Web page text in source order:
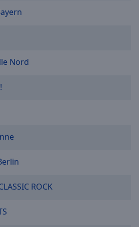
Nord
ROCK